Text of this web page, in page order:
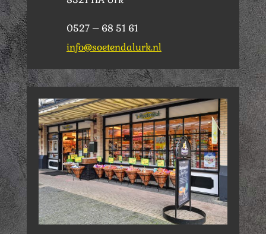
0527 – 68 51 61
info@soetendalurk.nl